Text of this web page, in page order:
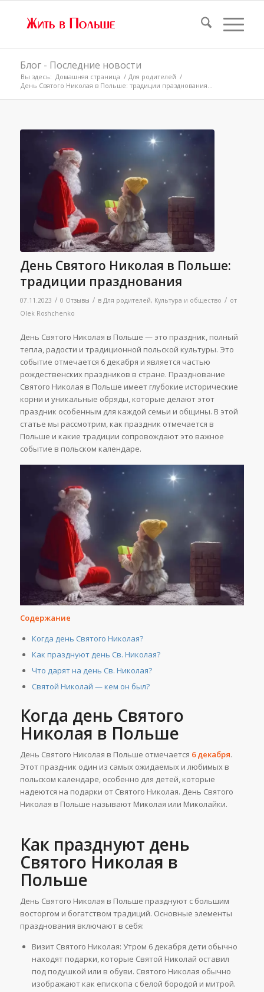
Блог - Последние новости
Вы здесь: Домашняя страница / Для родителей /
День Святого Николая в Польше: традиции празднования...
День Святого Николая в Польше:
традиции празднования
07.11.2023 / 0 Отзывы / в Для родителей, Культура и общество / от
Olek Roshchenko
День Святого Николая в Польше — это праздник, полный
тепла, радости и традиционной польской культуры. Это
событие отмечается 6 декабря и является частью
рождественских праздников в стране. Празднование
Святого Николая в Польше имеет глубокие исторические
корни и уникальные обряды, которые делают этот
праздник особенным для каждой семьи и общины. В этой
статье мы рассмотрим, как праздник отмечается в
Польше и какие традиции сопровождают это важное
событие в польском календаре.
Содержание
Когда день Святого Николая?
Как празднуют день Св. Николая?
Что дарят на день Св. Николая?
Святой Николай — кем он был?
Когда день Святого
Николая в Польше
День Святого Николая в Польше отмечается 6 декабря.
Этот праздник один из самых ожидаемых и любимых в
польском календаре, особенно для детей, которые
надеются на подарки от Святого Николая. День Святого
Николая в Польше называют Миколая или Миколайки.
Как празднуют день
Святого Николая в
Польше
День Святого Николая в Польше празднуют с большим
восторгом и богатством традиций. Основные элементы
празднования включают в себя:
Визит Святого Николая: Утром 6 декабря дети обычно
находят подарки, которые Святой Николай оставил
под подушкой или в обуви. Святого Николая обычно
изображают как епископа с белой бородой и митрой.